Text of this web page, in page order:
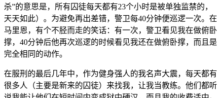
杀”的意思是，所有囚徒每天都有23个小时是被单独监禁的，
天天如此）。为避免再出差错，警卫每40分钟便巡逻一次。在
马里恩，有个不胫而走的笑话：有一次，警卫看见我在做俯卧
撑，40分钟后他再次巡逻的时候看见我还在做俯卧撑，而且是
完全相同的动作。
在服刑的最后几年中，作为健身强人的我名声大震，每天都有
很多人（主要是新来的囚徒）来找我，让我当教练。他们都听